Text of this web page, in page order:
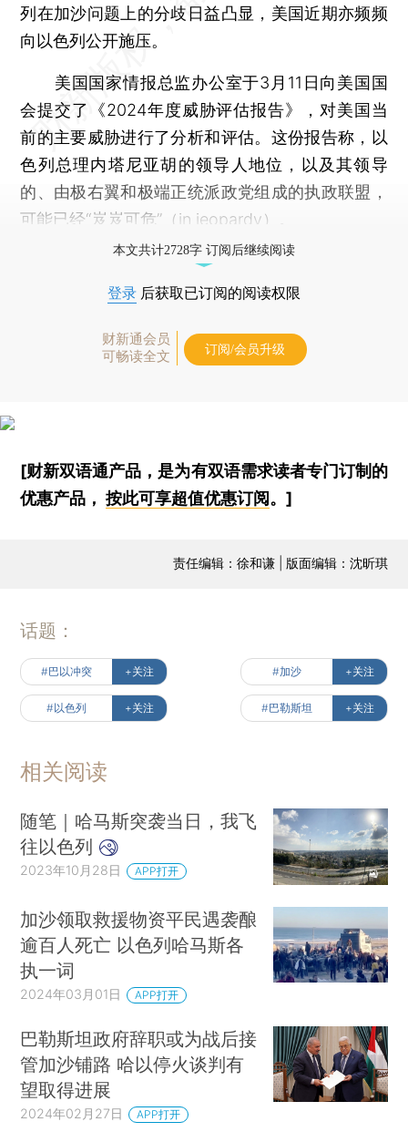
列在加沙问题上的分歧日益凸显，美国近期亦频频
向以色列公开施压。
美国国家情报总监办公室于3月11日向美国国
会提交了《2024年度威胁评估报告》，对美国当
前的主要威胁进行了分析和评估。这份报告称，以
色列总理内塔尼亚胡的领导人地位，以及其领导
的、由极右翼和极端正统派政党组成的执政联盟，
可能已经“岌岌可危”（in jeopardy）。
本文共计2728字 订阅后继续阅读
登录 后获取已订阅的阅读权限
财新通会员
可畅读全文
订阅/会员升级
[财新双语通产品，是为有双语需求读者专门订制的
优惠产品，按此可享超值优惠订阅。]
责任编辑：徐和谦 | 版面编辑：沈昕琪
话题：
#巴以冲突 +关注 #加沙 +关注
#以色列 +关注 #巴勒斯坦 +关注
相关阅读
随笔｜哈马斯突袭当日，我飞
往以色列
2023年10月28日 APP打开
加沙领取救援物资平民遇袭酿
逾百人死亡 以色列哈马斯各
执一词
2024年03月01日 APP打开
巴勒斯坦政府辞职或为战后接
管加沙铺路 哈以停火谈判有
望取得进展
2024年02月27日 APP打开